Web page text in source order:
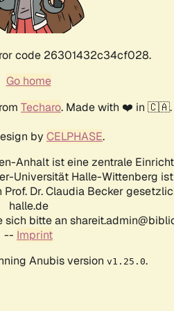
code 26301432c34cf028.
Go home
Techaro. Made with ❤️ in 🇨🇦.
by CELPHASE.
Anhalt ist eine zentrale
Universität Halle-Wittenberg
Dr. Claudia Becker
halle.de
bitte an
-- Imprint
Anubis version v1.25.0.